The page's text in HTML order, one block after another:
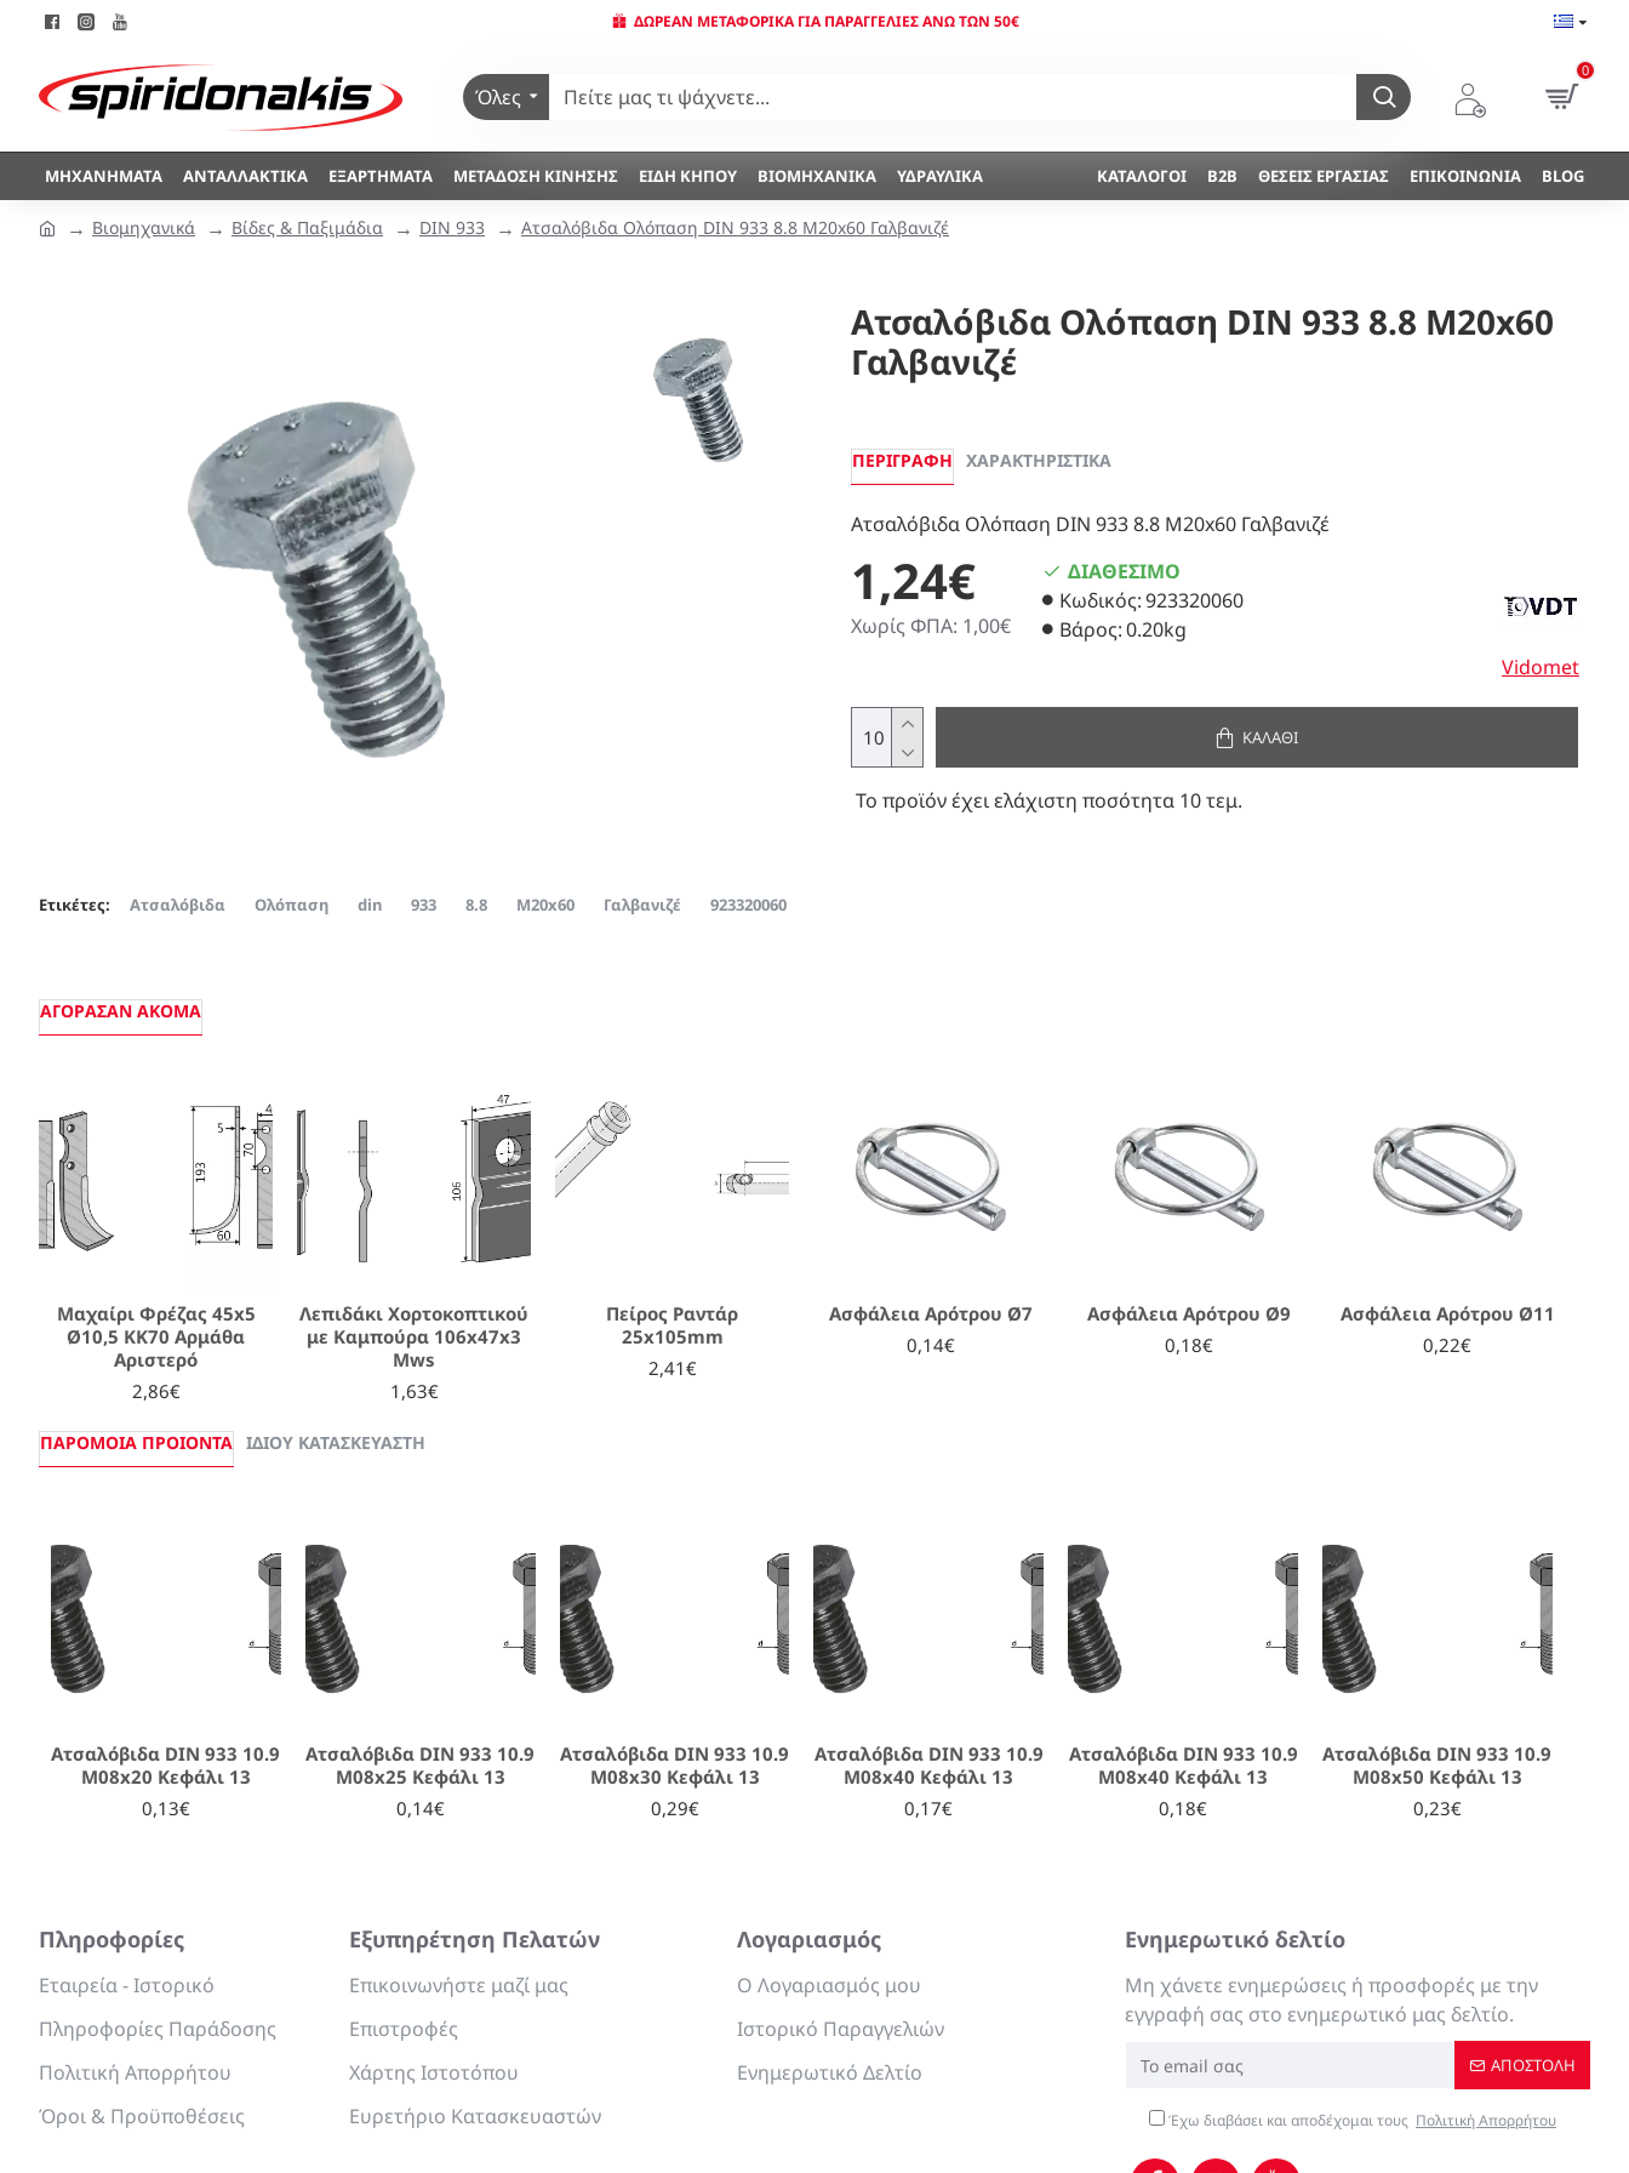
ΔΩΡΕΆΝ ΜΕΤΑΦΟΡΙΚΆ ΓΙΑ ΠΑΡΑΓΓΕΛΊΕΣ ΆΝΩ ΤΩΝ 50€
Όλες
0
ΜΗΧΑΝΉΜΑΤΑ ΑΝΤΑΛΛΑΚΤΙΚΆ ΕΞΑΡΤΉΜΑΤΑ ΜΕΤΆΔΟΣΗ ΚΊΝΗΣΗΣ ΕΊΔΗ ΚΉΠΟΥ ΒΙΟΜΗΧΑΝΙΚΆ ΥΔΡΑΥΛΙΚΆ ΚΑΤΆΛΟΓΟΙ B2B ΘΈΣΕΙΣ ΕΡΓΑΣΊΑΣ ΕΠΙΚΟΙΝΩΝΊΑ BLOG
Βιομηχανικά Βίδες & Παξιμάδια DIN 933 Ατσαλόβιδα Ολόπαση DIN 933 8.8 Μ20x60 Γαλβανιζέ
Ατσαλόβιδα Ολόπαση DIN 933 8.8 Μ20x60
Γαλβανιζέ
ΠΕΡΙΓΡΑΦΉ ΧΑΡΑΚΤΗΡΙΣΤΙΚΆ
Ατσαλόβιδα Ολόπαση DIN 933 8.8 Μ20x60 Γαλβανιζέ
1,24€
Χωρίς ΦΠΑ: 1,00€
ΔΙΑΘΈΣΙΜΟ
Κωδικός:923320060
Βάρος:0.20kg
Vidomet
ΚΑΛΆΘΙ
Το προϊόν έχει ελάχιστη ποσότητα 10 τεμ.
Ετικέτες: Ατσαλόβιδα Ολόπαση din 933 8.8 Μ20x60 Γαλβανιζέ 923320060
ΑΓΌΡΑΣΑΝ ΑΚΌΜΑ
Μαχαίρι Φρέζας 45x5
Ø10,5 ΚΚ70 Αρμάθα
Αριστερό
2,86€
Λεπιδάκι Χορτοκοπτικού
με Καμπούρα 106x47x3
Mws
1,63€
Πείρος Ραντάρ
25x105mm
2,41€
Ασφάλεια Αρότρου Ø7
0,14€
Ασφάλεια Αρότρου Ø9
0,18€
Ασφάλεια Αρότρου Ø11
0,22€
ΠΑΡΌΜΟΙΑ ΠΡΟΙΌΝΤΑ ΊΔΙΟΥ ΚΑΤΑΣΚΕΥΑΣΤΉ
Ατσαλόβιδα DIN 933 10.9
M08x20 Κεφάλι 13
0,13€
Ατσαλόβιδα DIN 933 10.9
M08x25 Κεφάλι 13
0,14€
Ατσαλόβιδα DIN 933 10.9
M08x30 Κεφάλι 13
0,29€
Ατσαλόβιδα DIN 933 10.9
M08x40 Κεφάλι 13
0,17€
Ατσαλόβιδα DIN 933 10.9
M08x40 Κεφάλι 13
0,18€
Ατσαλόβιδα DIN 933 10.9
M08x50 Κεφάλι 13
0,23€
Πληροφορίες
Εταιρεία - Ιστορικό
Πληροφορίες Παράδοσης
Πολιτική Απορρήτου
Όροι & Προϋποθέσεις
Εξυπηρέτηση Πελατών
Επικοινωνήστε μαζί μας
Επιστροφές
Χάρτης Ιστοτόπου
Ευρετήριο Κατασκευαστών
Λογαριασμός
Ο Λογαριασμός μου
Ιστορικό Παραγγελιών
Ενημερωτικό Δελτίο
Ενημερωτικό δελτίο
Μη χάνετε ενημερώσεις ή προσφορές με την
εγγραφή σας στο ενημερωτικό μας δελτίο.
ΑΠΟΣΤΟΛΉ
Έχω διαβάσει και αποδέχομαι τους Πολιτική Απορρήτου